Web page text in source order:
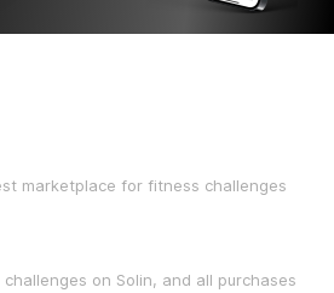
marketplace for fitness challenges
on Solin, and all purchases